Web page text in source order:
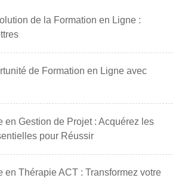
de la Formation en Ligne :
de Formation en Ligne avec
en Gestion de Projet : Acquérez les
pour Réussir
en Thérapie ACT : Transformez votre